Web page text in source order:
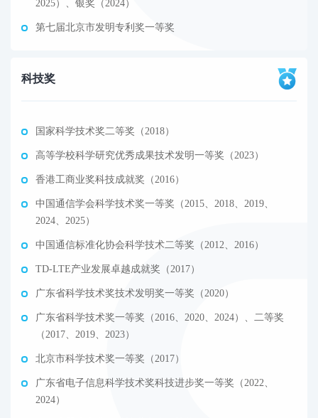
2025）、银奖（2024）
第七届北京市发明专利奖一等奖
科技奖
国家科学技术奖二等奖（2018）
高等学校科学研究优秀成果技术发明一等奖（2023）
香港工商业奖科技成就奖（2016）
中国通信学会科学技术奖一等奖（2015、2018、2019、
2024、2025）
中国通信标准化协会科学技术二等奖（2012、2016）
TD-LTE产业发展卓越成就奖（2017）
广东省科学技术奖技术发明奖一等奖（2020）
广东省科学技术奖一等奖（2016、2020、2024）、二等奖
（2017、2019、2023）
北京市科学技术奖一等奖（2017）
广东省电子信息科学技术奖科技进步奖一等奖（2022、
2024）